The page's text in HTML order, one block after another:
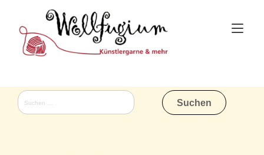
content
Suchen
nach: